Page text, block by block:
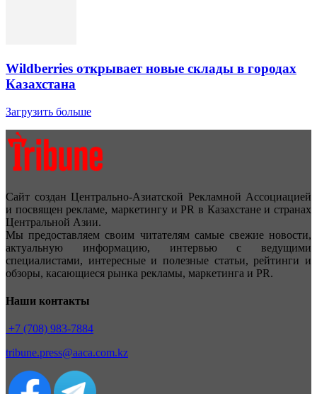
Wildberries открывает новые склады в городах
Казахстана
Загрузить больше
Сайт создан Центрально-Азиатской Рекламной Ассоциацией
и посвящен рекламе, маркетингу и PR в Казахстане и странах
Центральной Азии.
Мы предоставляем своим читателям самые свежие новости,
актуальную информацию, интервью с ведущими
специалистами, интересные и полезные статьи, рейтинги и
обзоры, касающиеся рынка рекламы, маркетинга и PR.
Наши контакты
+7 (708) 983-7884
tribune.press@aaca.com.kz